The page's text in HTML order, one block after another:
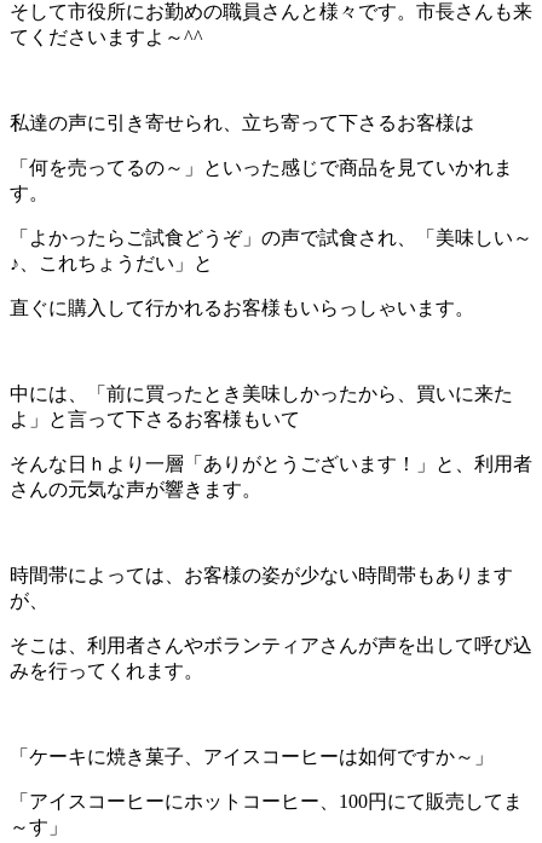
そして市役所にお勤めの職員さんと様々です。市長さんも来
てくださいますよ～^^
私達の声に引き寄せられ、立ち寄って下さるお客様は
「何を売ってるの～」といった感じで商品を見ていかれま
す。
「よかったらご試食どうぞ」の声で試食され、「美味しい～
♪、これちょうだい」と
直ぐに購入して行かれるお客様もいらっしゃいます。
中には、「前に買ったとき美味しかったから、買いに来た
よ」と言って下さるお客様もいて
そんな日ｈより一層「ありがとうございます！」と、利用者
さんの元気な声が響きます。
時間帯によっては、お客様の姿が少ない時間帯もあります
が、
そこは、利用者さんやボランティアさんが声を出して呼び込
みを行ってくれます。
「ケーキに焼き菓子、アイスコーヒーは如何ですか～」
「アイスコーヒーにホットコーヒー、100円にて販売してま
～す」